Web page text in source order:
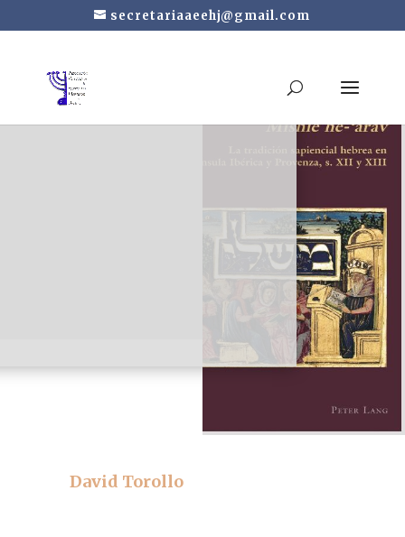
secretariaaeehj@gmail.com
Mishle he-‘arav. La
tradición sapiencial
hebrea en la Península
y Provenza, siglo
XII y XIII
David Torollo